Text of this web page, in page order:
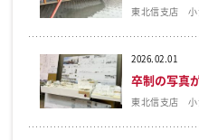
東北信支店 小
2026.02.01
東北信支店 小
卒制の写真